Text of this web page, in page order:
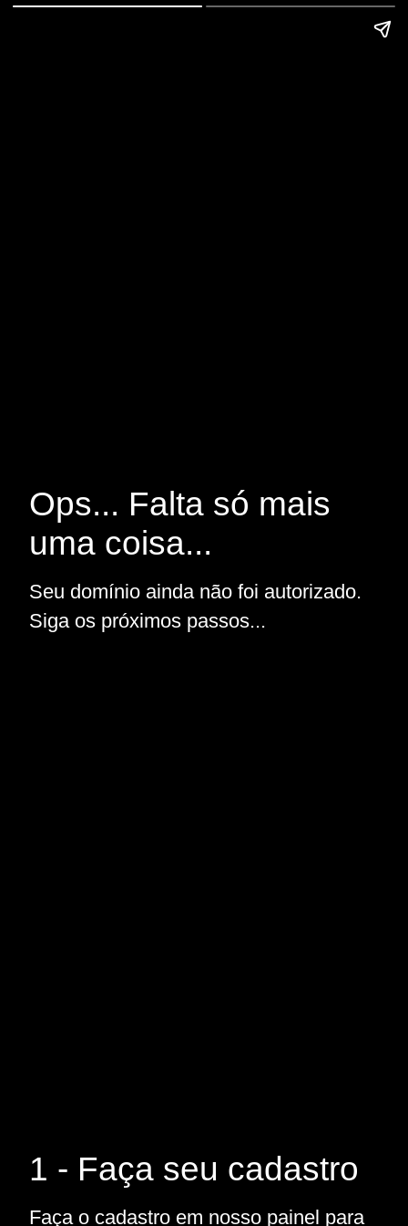
Ops... Falta só mais
uma coisa...
Seu domínio ainda não foi autorizado.
Siga os próximos passos...
1 - Faça seu cadastro
Faça o cadastro em nosso painel para